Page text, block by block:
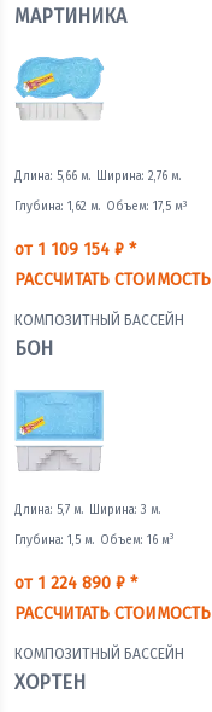
МАРТИНИКА
Длина: 5,66 м. Ширина: 2,76 м.
Глубина: 1,62 м. Объем: 17,5 м3
от 1 109 154 ₽ *
РАССЧИТАТЬ СТОИМОСТЬ
КОМПОЗИТНЫЙ БАССЕЙН
БОН
Длина: 5,7 м. Ширина: 3 м.
Глубина: 1,5 м. Объем: 16 м3
от 1 224 890 ₽ *
РАССЧИТАТЬ СТОИМОСТЬ
КОМПОЗИТНЫЙ БАССЕЙН
ХОРТЕН